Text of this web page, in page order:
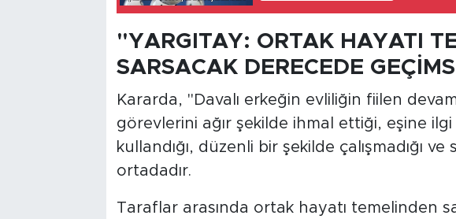
"YARGITAY: ORTAK HAYATI
SARSACAK DERECEDE
Kararda, "Davalı erkeğin evliliğin fiilen
görevlerini ağır şekilde ihmal ettiği, eşine
kullandığı, düzenli bir şekilde çalışmadığı
ortadadır.
Taraflar arasında ortak hayatı temelinden